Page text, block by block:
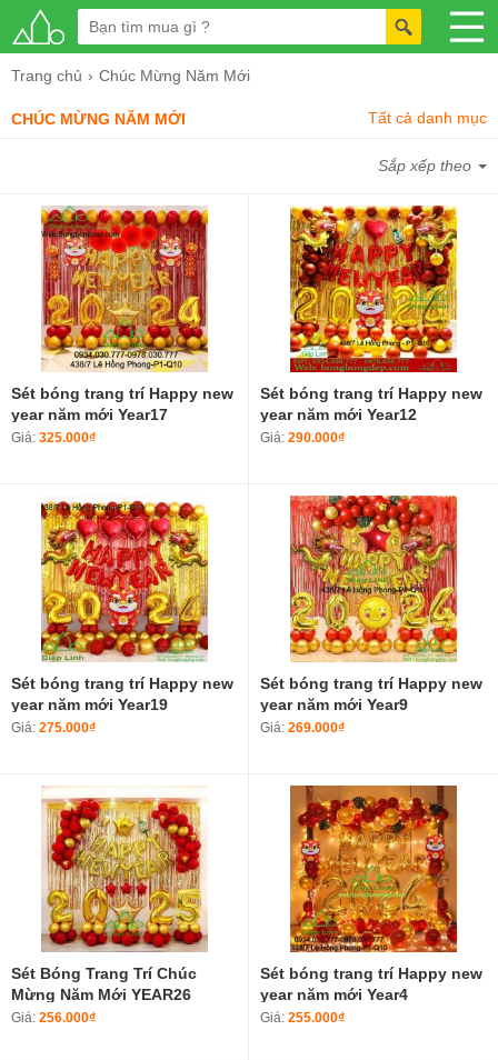
Trang chủ Chúc Mừng Năm Mới
CHÚC MỪNG NĂM MỚI Tất cả danh mục
Sắp xếp theo
Sét bóng trang trí Happy new
year năm mới Year17
Giá: 325.000₫
Sét bóng trang trí Happy new
year năm mới Year12
Giá: 290.000₫
Sét bóng trang trí Happy new
year năm mới Year19
Giá: 275.000₫
Sét bóng trang trí Happy new
year năm mới Year9
Giá: 269.000₫
Sét Bóng Trang Trí Chúc
Mừng Năm Mới YEAR26
Giá: 256.000₫
Sét bóng trang trí Happy new
year năm mới Year4
Giá: 255.000₫